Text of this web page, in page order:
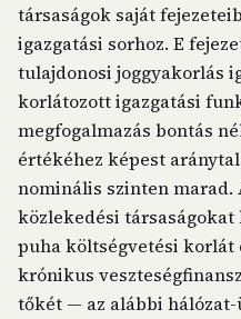
társaságok saját
igazgatási sorhoz. E
tulajdonosi joggyakorlás
korlátozott igazgatási
megfogalmazás bontás
értékéhez képest
nominális szinten
közlekedési
puha költségvetési korlát
krónikus
tőkét — az alábbi